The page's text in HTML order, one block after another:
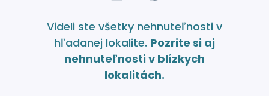
Videli ste všetky nehnuteľnosti v
hľadanej lokalite. Pozrite si aj
nehnuteľnosti v blízkych
lokalitách.